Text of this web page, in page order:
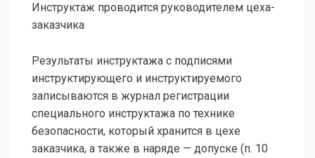
Инструктаж проводится руководителем цеха-
заказчика
Результаты инструктажа с подписями
инструктирующего и инструктируемого
записываются в журнал регистрации
специального инструктажа по технике
безопасности, который хранится в цехе
заказчика, а также в наряде — допуске (п. 10